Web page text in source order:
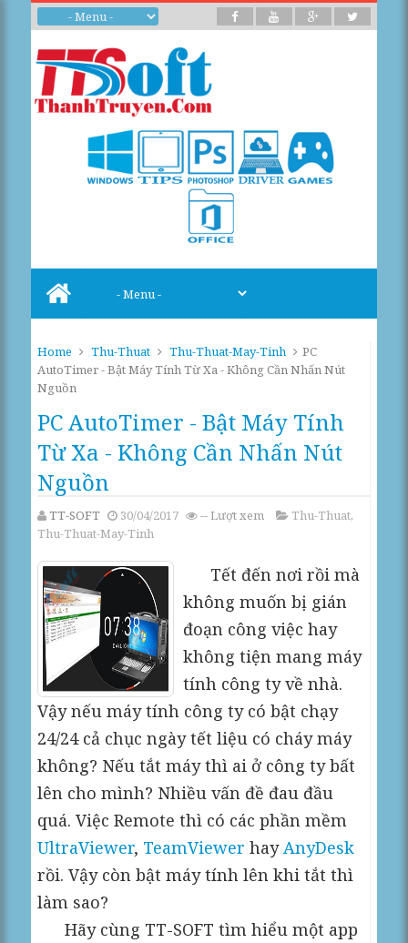
Home Thu-Thuat Thu-Thuat-May-Tinh
PC
AutoTimer - Bật Máy Tính Từ Xa - Không Cần Nhấn Nút
Nguồn
PC AutoTimer - Bật Máy Tính
Từ Xa - Không Cần Nhấn Nút
Nguồn
TT-SOFT 30/04/2017 --Lượt xem Thu-Thuat,
Thu-Thuat-May-Tinh
Tết đến nơi rồi mà
không muốn bị gián
đoạn công việc hay
không tiện mang máy
tính công ty về nhà.
Vậy nếu máy tính công ty có bật chạy
24/24 cả chục ngày tết liệu có cháy máy
không? Nếu tắt máy thì ai ở công ty bất
lên cho mình? Nhiều vấn đề đau đầu
quá. Việc Remote thì có các phần mềm
UltraViewer, TeamViewer hayAnyDesk
rồi. Vậy còn bật máy tính lên khi tắt thì
làm sao?
Hãy cùng TT-SOFT tìm hiểu một app